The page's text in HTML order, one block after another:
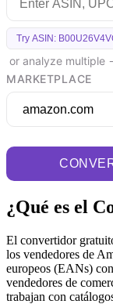
Try ASIN:
or analyze multiple
MARKETPLACE
¿Qué es el
El convertidor
los vendedores de
europeos (EANs)
vendedores de
trabajan con